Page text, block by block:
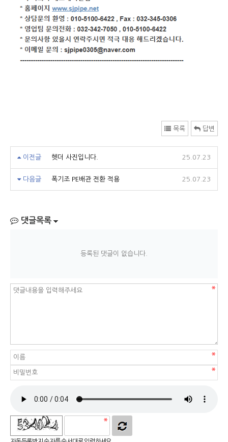
목록 답변
이전글 헷더 사진입니다. 25.07.23
다음글 폭기조 PE배관 전환 적용 25.07.23
댓글목록
등록된 댓글이 없습니다.